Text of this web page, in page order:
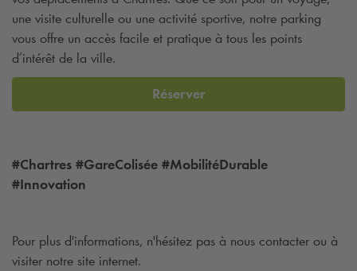
une visite culturelle ou une activité sportive, notre parking
vous offre un accès facile et pratique à tous les points
d’intérêt de la ville.
Réserver
#Chartres #GareColisée #MobilitéDurable
#Innovation
Pour plus d'informations, n'hésitez pas à nous contacter ou à
visiter notre site internet.